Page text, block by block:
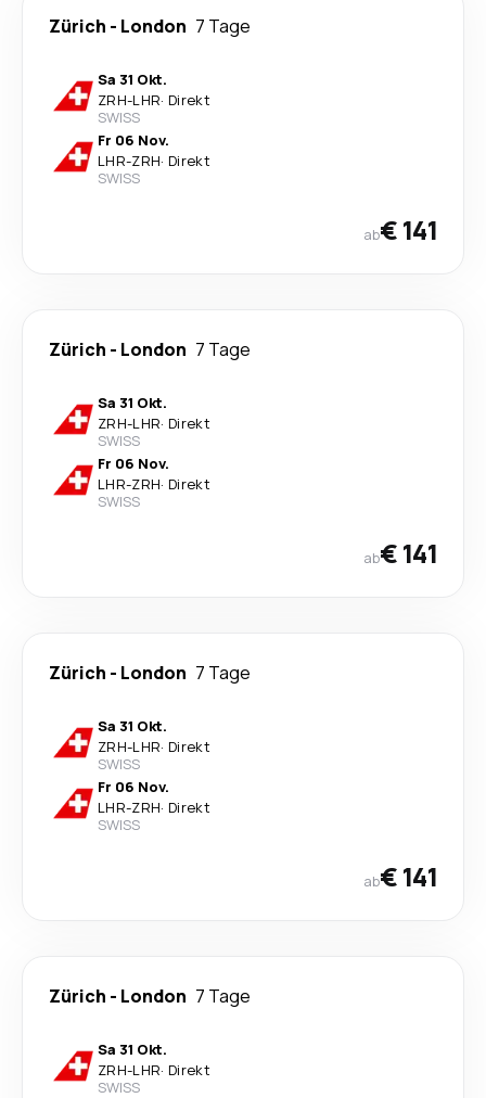
Zürich - London 7 Tage
Sa 31 Okt.
ZRH-LHR· Direkt
SWISS
Fr 06 Nov.
LHR-ZRH· Direkt
SWISS
ab€ 141
Zürich - London 7 Tage
Sa 31 Okt.
ZRH-LHR· Direkt
SWISS
Fr 06 Nov.
LHR-ZRH· Direkt
SWISS
ab€ 141
Zürich - London 7 Tage
Sa 31 Okt.
ZRH-LHR· Direkt
SWISS
Fr 06 Nov.
LHR-ZRH· Direkt
SWISS
ab€ 141
Zürich - London 7 Tage
Sa 31 Okt.
ZRH-LHR· Direkt
SWISS